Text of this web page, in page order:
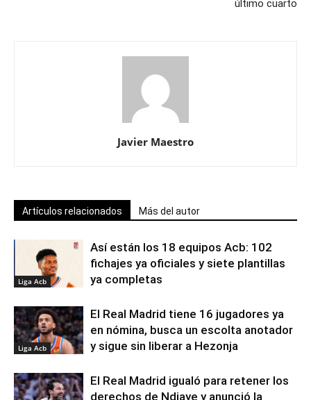
último cuarto
Javier Maestro
Artículos relacionados Más del autor
Liga Acb
Así están los 18 equipos Acb: 102
fichajes ya oficiales y siete plantillas
ya completas
Liga Acb
El Real Madrid tiene 16 jugadores ya
en nómina, busca un escolta anotador
y sigue sin liberar a Hezonja
El Real Madrid igualó para retener los
derechos de Ndiaye y anunció la